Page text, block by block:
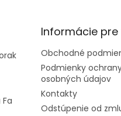
Informácie pre
Obchodné
Podmienky
osobných údajov
Kontakty
Odstúpenie od